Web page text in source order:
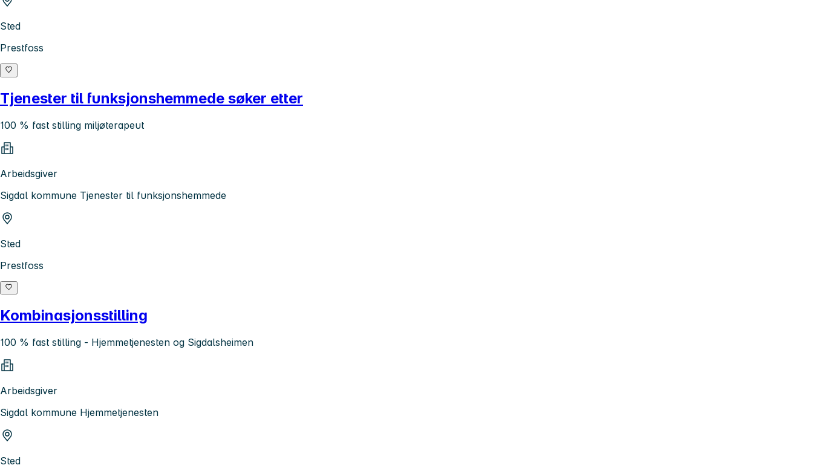
Sted
Prestfoss
Tjenester til funksjonshemmede søker etter
100 % fast stilling miljøterapeut
Arbeidsgiver
Sigdal kommune Tjenester til funksjonshemmede
Sted
Prestfoss
Kombinasjonsstilling
100 % fast stilling - Hjemmetjenesten og Sigdalsheimen
Arbeidsgiver
Sigdal kommune Hjemmetjenesten
Sted